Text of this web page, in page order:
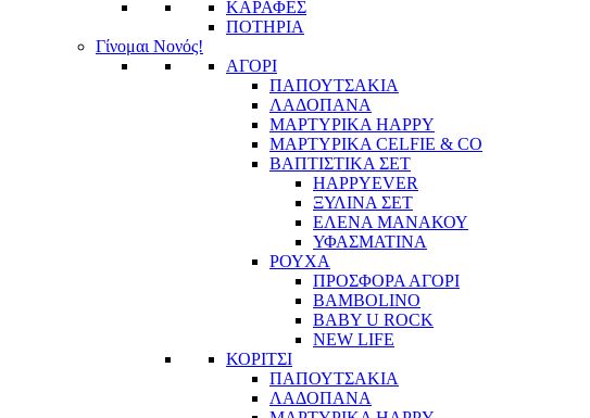
ΚΑΡΑΦΕΣ
ΠΟΤΗΡΙΑ
Γίνομαι Νονός!
ΑΓΟΡΙ
ΠΑΠΟΥΤΣΑΚΙΑ
ΛΑΔΟΠΑΝΑ
ΜΑΡΤΥΡΙΚΑ HAPPY
ΜΑΡΤΥΡΙΚΑ CELFIE & CO
ΒΑΠΤΙΣΤΙΚΑ ΣΕΤ
HAPPYEVER
ΞΥΛΙΝΑ ΣΕΤ
ΕΛΕΝΑ ΜΑΝΑΚΟΥ
ΥΦΑΣΜΑΤΙΝΑ
ΡΟΥΧΑ
ΠΡΟΣΦΟΡΑ ΑΓΟΡΙ
BAMBOLINO
BABY U ROCK
NEW LIFE
ΚΟΡΙΤΣΙ
ΠΑΠΟΥΤΣΑΚΙΑ
ΛΑΔΟΠΑΝΑ